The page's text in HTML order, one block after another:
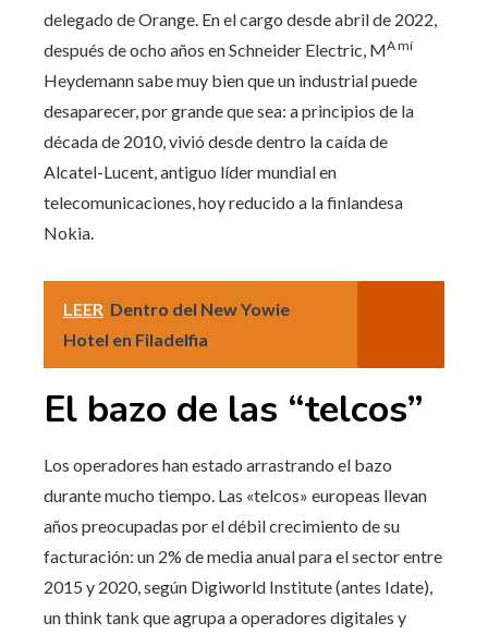
delegado de Orange. En el cargo desde abril de 2022,
después de ocho años en Schneider Electric, MA mí
Heydemann sabe muy bien que un industrial puede
desaparecer, por grande que sea: a principios de la
década de 2010, vivió desde dentro la caída de
Alcatel-Lucent, antiguo líder mundial en
telecomunicaciones, hoy reducido a la finlandesa
Nokia.
LEER Dentro del New Yowie
Hotel en Filadelfia
El bazo de las “telcos”
Los operadores han estado arrastrando el bazo
durante mucho tiempo. Las «telcos» europeas llevan
años preocupadas por el débil crecimiento de su
facturación: un 2% de media anual para el sector entre
2015 y 2020, según Digiworld Institute (antes Idate),
un think tank que agrupa a operadores digitales y